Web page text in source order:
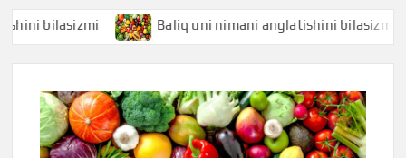
bilasizmi Baliq uni nimani anglatishini bilasizmi